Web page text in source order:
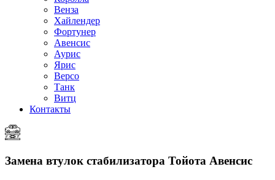
Венза
Хайлендер
Фортунер
Авенсис
Аурис
Ярис
Версо
Танк
Витц
Контакты
Замена втулок стабилизатора Тойота Авенсис